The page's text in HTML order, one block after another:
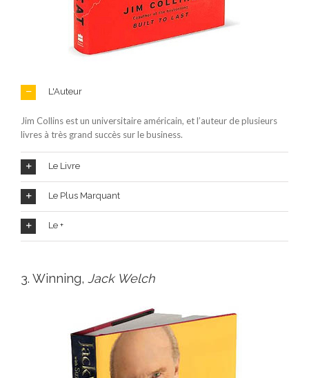
L'Auteur
Jim Collins est un universitaire américain, et l’auteur de plusieurs
livres à très grand succès sur le business.
Le Livre
Le Plus Marquant
Le +
3. Winning, Jack Welch